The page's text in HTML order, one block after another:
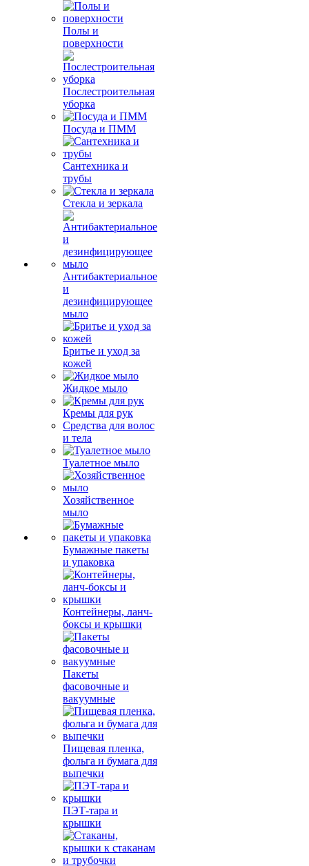
Полы и
поверхности
Послестроительная
уборка
Посуда и ПММ
Сантехника и
трубы
Стекла и зеркала
Антибактериальное
и
дезинфицирующее
мыло
Бритье и уход за
кожей
Жидкое мыло
Кремы для рук
Средства для волос
и тела
Туалетное мыло
Хозяйственное
мыло
Бумажные пакеты
и упаковка
Контейнеры, ланч-
боксы и крышки
Пакеты
фасовочные и
вакуумные
Пищевая пленка,
фольга и бумага для
выпечки
ПЭТ-тара и
крышки